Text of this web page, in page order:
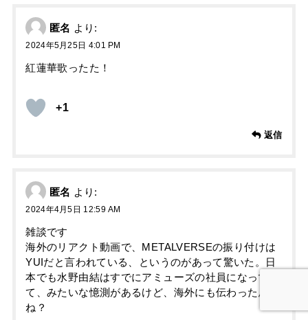
匿名 より:
2024年5月25日 4:01 PM
紅蓮華歌ったた！
+1
返信
匿名 より:
2024年4月5日 12:59 AM
雑談です
海外のリアクト動画で、METALVERSEの振り付けは
YUIだと言われている、というのがあって驚いた。日
本でも水野由結はすでにアミューズの社員になってい
て、みたいな憶測があるけど、海外にも伝わったんか
ね？